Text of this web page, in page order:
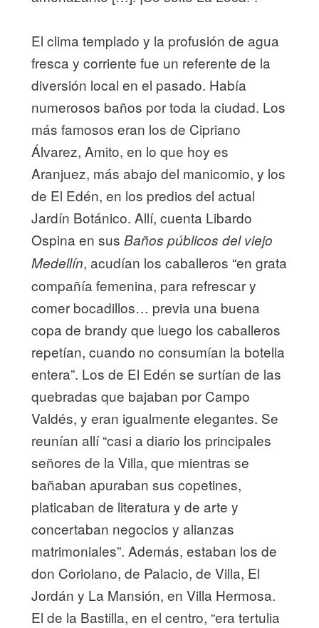
El clima templado y la profusión de agua
fresca y corriente fue un referente de la
diversión local en el pasado. Había
numerosos baños por toda la ciudad. Los
más famosos eran los de Cipriano
Álvarez, Amito, en lo que hoy es
Aranjuez, más abajo del manicomio, y los
de El Edén, en los predios del actual
Jardín Botánico. Allí, cuenta Libardo
Ospina en sus Baños públicos del viejo
Medellín, acudían los caballeros “en grata
compañía femenina, para refrescar y
comer bocadillos… previa una buena
copa de brandy que luego los caballeros
repetían, cuando no consumían la botella
entera”. Los de El Edén se surtían de las
quebradas que bajaban por Campo
Valdés, y eran igualmente elegantes. Se
reunían allí “casi a diario los principales
señores de la Villa, que mientras se
bañaban apuraban sus copetines,
platicaban de literatura y de arte y
concertaban negocios y alianzas
matrimoniales”. Además, estaban los de
don Coriolano, de Palacio, de Villa, El
Jordán y La Mansión, en Villa Hermosa.
El de la Bastilla, en el centro, “era tertulia